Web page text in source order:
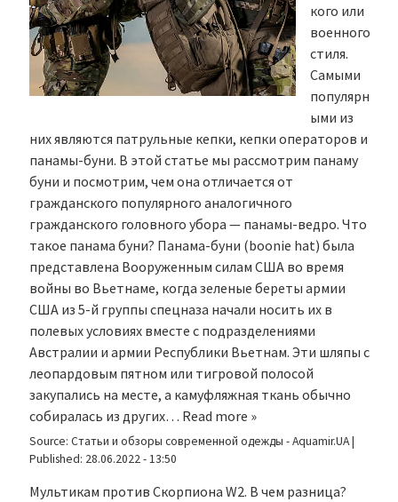
кого или
военного
стиля.
Самыми
популярн
ыми из
них являются патрульные кепки, кепки операторов и
панамы-буни. В этой статье мы рассмотрим панаму
буни и посмотрим, чем она отличается от
гражданского популярного аналогичного
гражданского головного убора — панамы-ведро. Что
такое панама буни? Панама-буни (boonie hat) была
представлена Вооруженным силам США во время
войны во Вьетнаме, когда зеленые береты армии
США из 5-й группы спецназа начали носить их в
полевых условиях вместе с подразделениями
Австралии и армии Республики Вьетнам. Эти шляпы с
леопардовым пятном или тигровой полосой
закупались на месте, а камуфляжная ткань обычно
собиралась из других… Read more »
Source: Статьи и обзоры современной одежды - Aquamir.UA|
Published: 28.06.2022 - 13:50
Мультикам против Скорпиона W2. В чем разница?